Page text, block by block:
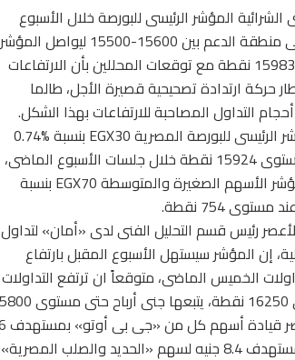
المؤشر الرئيسى للبورصة خلال الأسبوع
الماضى، أعلى منطقة الدعم بين 15600-15500 ليواصل المؤشر
الصعود إلى 15983 نقطة مع توقعات المحللين بأن الارتفاعات
حركة ارتدادة تصحيحية قصيرة الأجل، طالما
التداول المصاحبة للارتفاعات بهذا الشكل.
وارتفع المؤشر الرئيسى للبورصة المصرية EGX30 بنسبة %0.74
ليغلق عند مستوى 15924 نقطة خلال جلسات الأسبوع الماضى،
كما ارتفع مؤشر الأسهم الصغيرة والمتوسطة EGX70 بنسبة
رئيس قسم التحليل الفنى لدى «أمان» لتداول
إن المؤشر سيستهل الأسبوع المقبل بارتفاع
الخميس الماضى، متوقعاً ان ترتفع التداولات